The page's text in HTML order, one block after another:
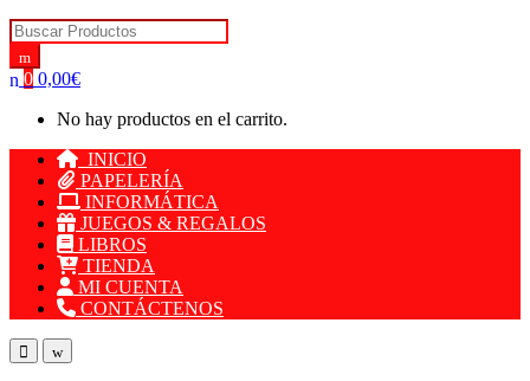
Search for:
0 0,00€
No hay productos en el carrito.
INICIO
PAPELERÍA
INFORMÁTICA
JUEGOS & REGALOS
LIBROS
TIENDA
MI CUENTA
CONTÁCTENOS